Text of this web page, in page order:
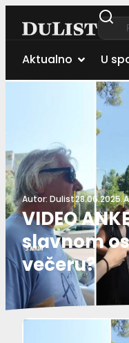
Aktualno U
Autor: Dulist28.06.2025.
VIDEO
slavnom
večeru?